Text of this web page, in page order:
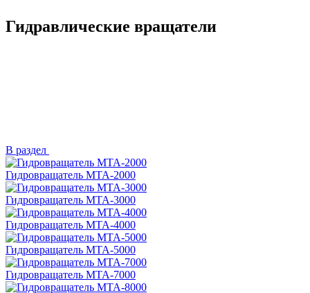
Гидравлические вращатели
В раздел
Гидровращатель MTA-2000
Гидровращатель MTA-3000
Гидровращатель MTA-4000
Гидровращатель MTA-5000
Гидровращатель MTA-7000